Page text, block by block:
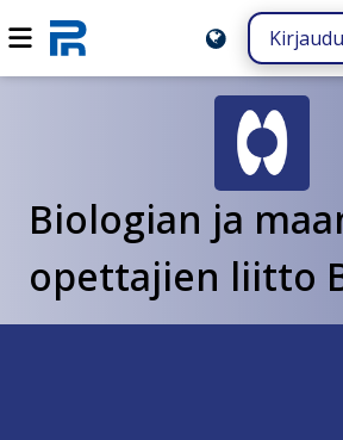
Kirjaudu
Biologian ja
opettajien liitto